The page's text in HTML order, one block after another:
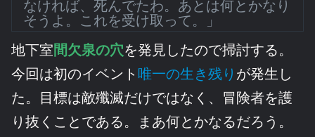
なければ、死んでたわ。あとは何とかなり
そうよ。これを受け取って。」
地下室間欠泉の穴を発見したので掃討する。
今回は初のイベント唯一の生き残り が発生し
た。目標は敵殲滅だけではなく、冒険者を護
り抜くことである。まあ何とかなるだろう。